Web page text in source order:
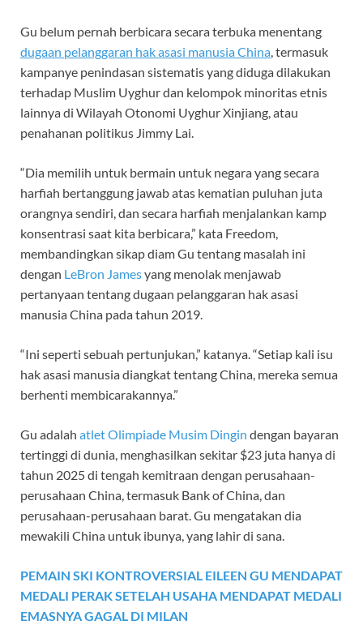
Gu belum pernah berbicara secara terbuka menentang
dugaan pelanggaran hak asasi manusia China, termasuk
kampanye penindasan sistematis yang diduga dilakukan
terhadap Muslim Uyghur dan kelompok minoritas etnis
lainnya di Wilayah Otonomi Uyghur Xinjiang, atau
penahanan politikus Jimmy Lai.
“Dia memilih untuk bermain untuk negara yang secara
harfiah bertanggung jawab atas kematian puluhan juta
orangnya sendiri, dan secara harfiah menjalankan kamp
konsentrasi saat kita berbicara,” kata Freedom,
membandingkan sikap diam Gu tentang masalah ini
dengan LeBron Jamesyang menolak menjawab
pertanyaan tentang dugaan pelanggaran hak asasi
manusia China pada tahun 2019.
“Ini seperti sebuah pertunjukan,” katanya. “Setiap kali isu
hak asasi manusia diangkat tentang China, mereka semua
berhenti membicarakannya.”
Gu adalah atlet Olimpiade Musim Dingin dengan bayaran
tertinggi di dunia, menghasilkan sekitar $23 juta hanya di
tahun 2025 di tengah kemitraan dengan perusahaan-
perusahaan China, termasuk Bank of China, dan
perusahaan-perusahaan barat. Gu mengatakan dia
mewakili China untuk ibunya, yang lahir di sana.
PEMAIN SKI KONTROVERSIAL EILEEN GU MENDAPAT
MEDALI PERAK SETELAH USAHA MENDAPAT MEDALI
EMASNYA GAGAL DI MILAN